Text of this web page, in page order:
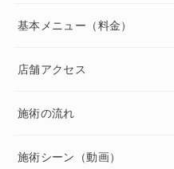
基本メニュー（料金）
店舗アクセス
施術の流れ
施術シーン（動画）